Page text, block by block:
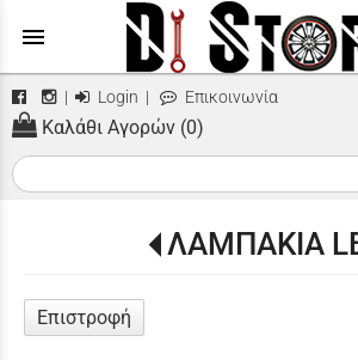
menu
| Login | Επικοινωνία
Καλάθι Αγορών (0)
ΛΑΜΠΑΚΙΑ
Επιστροφή